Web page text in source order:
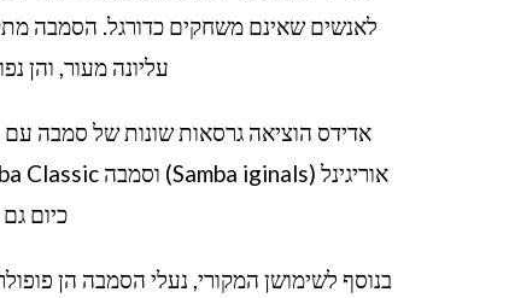
לאנשים שאינם משחקים כדורגל. הסמבה
עליונה מעור, והן
אדידס הוציאה גרסאות שונות של סמבה עם
כיום
בנוסף לשימושן המקורי, נעלי הסמבה הן